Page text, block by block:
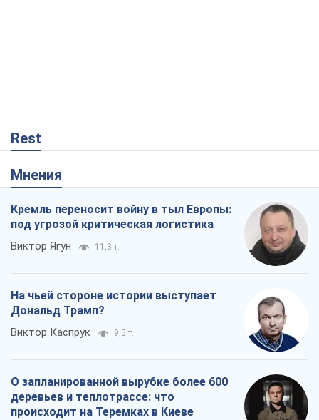
Rest
Мнения
Кремль переносит войну в тыл Европы:
под угрозой критическая логистика
Виктор Ягун 11,3 т.
На чьей стороне истории выступает
Дональд Трамп?
Виктор Каспрук 9,5 т.
О запланированной вырубке более 600
деревьев и теплотрассе: что
происходит на Теремках в Киеве